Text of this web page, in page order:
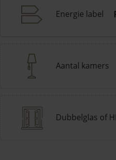
Energie label
Aantal kamers
Dubbelglas of